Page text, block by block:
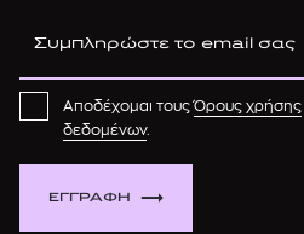
ΕΓΓΡΑΦΗ
Αποδέχομαι τουςΌρους χρήσης
δεδομένων.